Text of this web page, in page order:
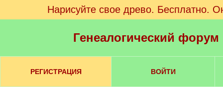
Нарисуйте свое древо. Бесплатно.
Генеалогический
РЕГИСТРАЦИЯ ВОЙТИ